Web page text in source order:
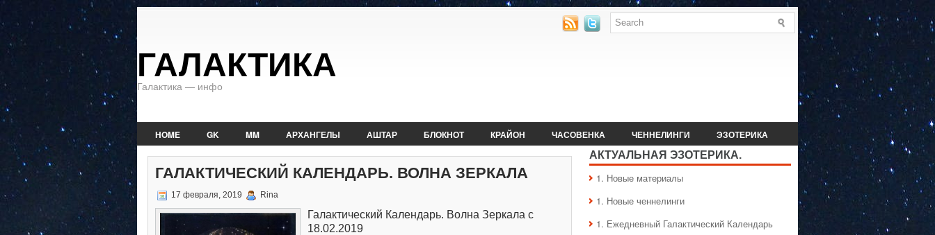
ГАЛАКТИКА
Галактика — инфо
HOME GK MM АРХАНГЕЛЫ АШТАР БЛОКНОТ КРАЙОН ЧАСОВЕНКА ЧЕННЕЛИНГИ ЭЗОТЕРИКА
ГАЛАКТИЧЕСКИЙ КАЛЕНДАРЬ. ВОЛНА ЗЕРКАЛА
17 февраля, 2019 Rina
Галактический Календарь. Волна Зеркала с
18.02.2019
АКТУАЛЬНАЯ ЭЗОТЕРИКА.
1. Hовые материалы
1. Hовые ченнелинги
1. Ежедневный Галактический Календарь